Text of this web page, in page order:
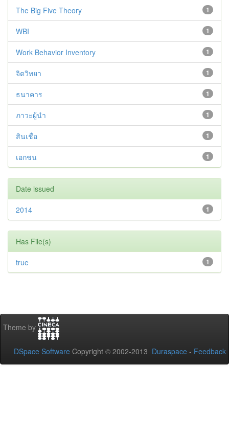
1
The Big Five Theory
1
WBI
1
Work Behavior Inventory
1
จิตวิทยา
1
ธนาคาร
1
ภาวะผู้นำ
1
สินเชื่อ
1
เอกชน
Date issued
1
2014
Has File(s)
1
true
Theme by
DSpace Software Copyright © 2002-2013 Duraspace - Feedback